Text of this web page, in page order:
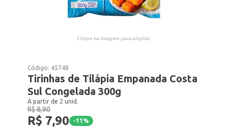
Clique na imagem para ampliar.
Código: 45748
Tirinhas de Tilápia Empanada Costa
Sul Congelada 300g
A partir de 2 unid.
R$ 8,90
R$ 7,90 -11 %